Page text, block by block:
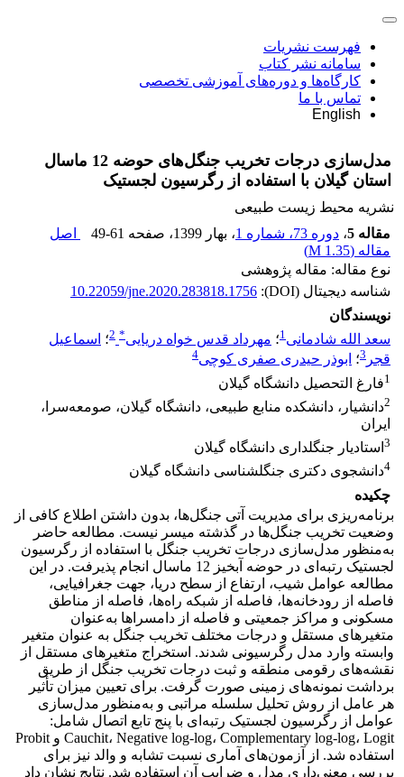
فهرست نشریات
سامانه نشر کتاب
کارگاه‌ها و دوره‌های آموزشی تخصصی
تماس با ما
English
مدل‌سازی درجات تخریب جنگل‌های حوضه 12 ماسال
استان گیلان با استفاده از رگرسیون لجستیک
نشریه محیط زیست طبیعی
مقاله 5
، دوره 73، شماره 1 ، بهار 1399 ، صفحه 49-61
اصل
مقاله (1.35 M
)
نوع مقاله: مقاله پژوهشی
شناسه دیجیتال (DOI):
10.22059/jne.2020.283818.1756
نویسندگان
سعد الله شادمانی1؛ مهرداد قدس خواه دریایی*
2؛ اسماعیل
قجر 3؛ ابوذر حیدری صفری کوچی4
1فارغ التحصیل دانشگاه گیلان
2دانشیار، دانشکده منابع طبیعی، دانشگاه گیلان، صومعه‌سرا،
ایران
3 استادیار جنگلداری دانشگاه گیلان
4دانشجوی دکتری جنگلشناسی دانشگاه گیلان
چکیده
برنامه‌ریزی برای مدیریت آتی جنگل‌ها، بدون داشتن اطلاع کافی از
وضعیت تخریب جنگل‌ها در گذشته میسر نیست. مطالعه حاضر
به‌منظور مدل‌سازی درجات تخریب جنگل با استفاده از رگرسیون
لجستیک رتبه‌ای در حوضه آبخیز 12 ماسال انجام پذیرفت. در این
مطالعه عوامل شیب، ارتفاع از سطح دریا، جهت جغرافیایی،
فاصله از رودخانه‌ها، فاصله از شبکه راه‌ها، فاصله از مناطق
مسکونی و مراکز جمعیتی و فاصله از دامسراها به‌عنوان
متغیر‌های مستقل و درجات مختلف تخریب جنگل به عنوان متغیر
وابسته وارد مدل رگرسیونی شدند. استخراج متغیر‌های مستقل از
نقشه‌های رقومی منطقه و ثبت درجات تخریب جنگل از طریق
برداشت نمونه‌های زمینی صورت گرفت. برای تعیین میزان تأثیر
هر عامل از روش تحلیل سلسله مراتبی و به‌منظور مدل‌سازی
عوامل از رگرسیون لجستیک رتبه‌ای با پنج تابع اتصال شامل:
Cauchit، Negative log-log، Complementary log-log، Logit و Probit
استفاده شد. از آزمون‌های آماری نسبت تشابه و والد نیز برای
بررسی معنی‌داری مدل و ضرایب آن استفاده شد. نتایج نشان داد